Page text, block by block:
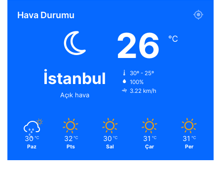
Hava Durumu
İstanbul
Açık hava
26 ℃
30º - 25º
100%
3.22 km/h
30 ℃
Paz
32 ℃
Pts
30 ℃
Sal
31 ℃
Çar
31 ℃
Per